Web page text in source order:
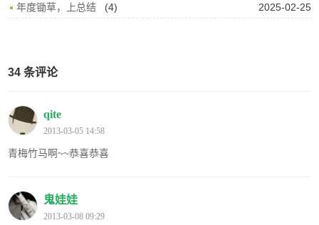
2025-02-25
年度锄草，上总结 (4)
34 条评论
qite
2013-03-05 14:58
青梅竹马啊~~恭喜恭喜
鬼娃娃
2013-03-08 09:29